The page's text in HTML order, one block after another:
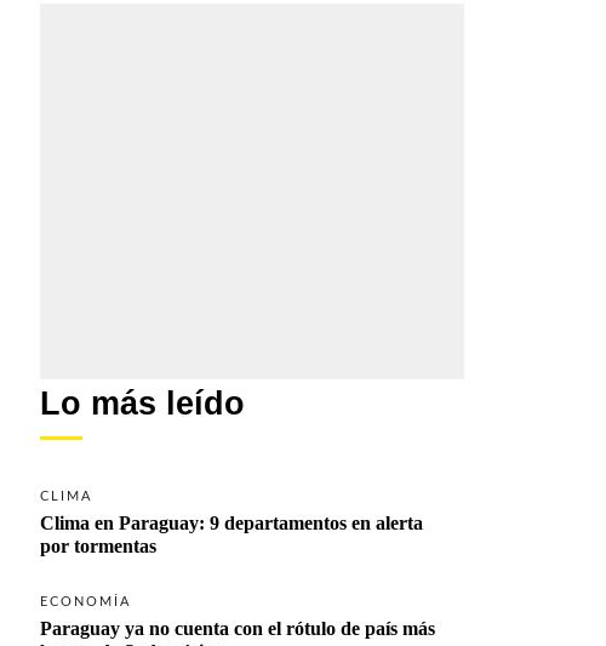
Lo más leído
CLIMA
Clima en Paraguay: 9 departamentos en alerta
por tormentas
ECONOMÍA
Paraguay ya no cuenta con el rótulo de país más